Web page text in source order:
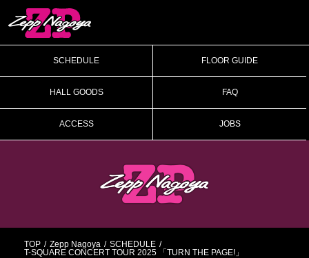
SCHEDULE FLOOR GUIDE
HALL GOODS FAQ
ACCESS JOBS
TOP Zepp Nagoya
SCHEDULE
T-SQUARE CONCERT TOUR 2025 「TURN THE PAGE!」